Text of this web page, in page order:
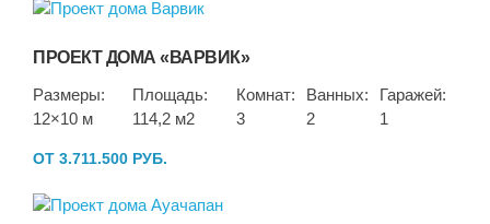
ПРОЕКТ ДОМА «ВАРВИК»
Размеры:
12×10 м
Площадь:
114,2 м2
Комнат:
3
Ванных:
2
Гаражей:
1
ОТ 3.711.500 РУБ.